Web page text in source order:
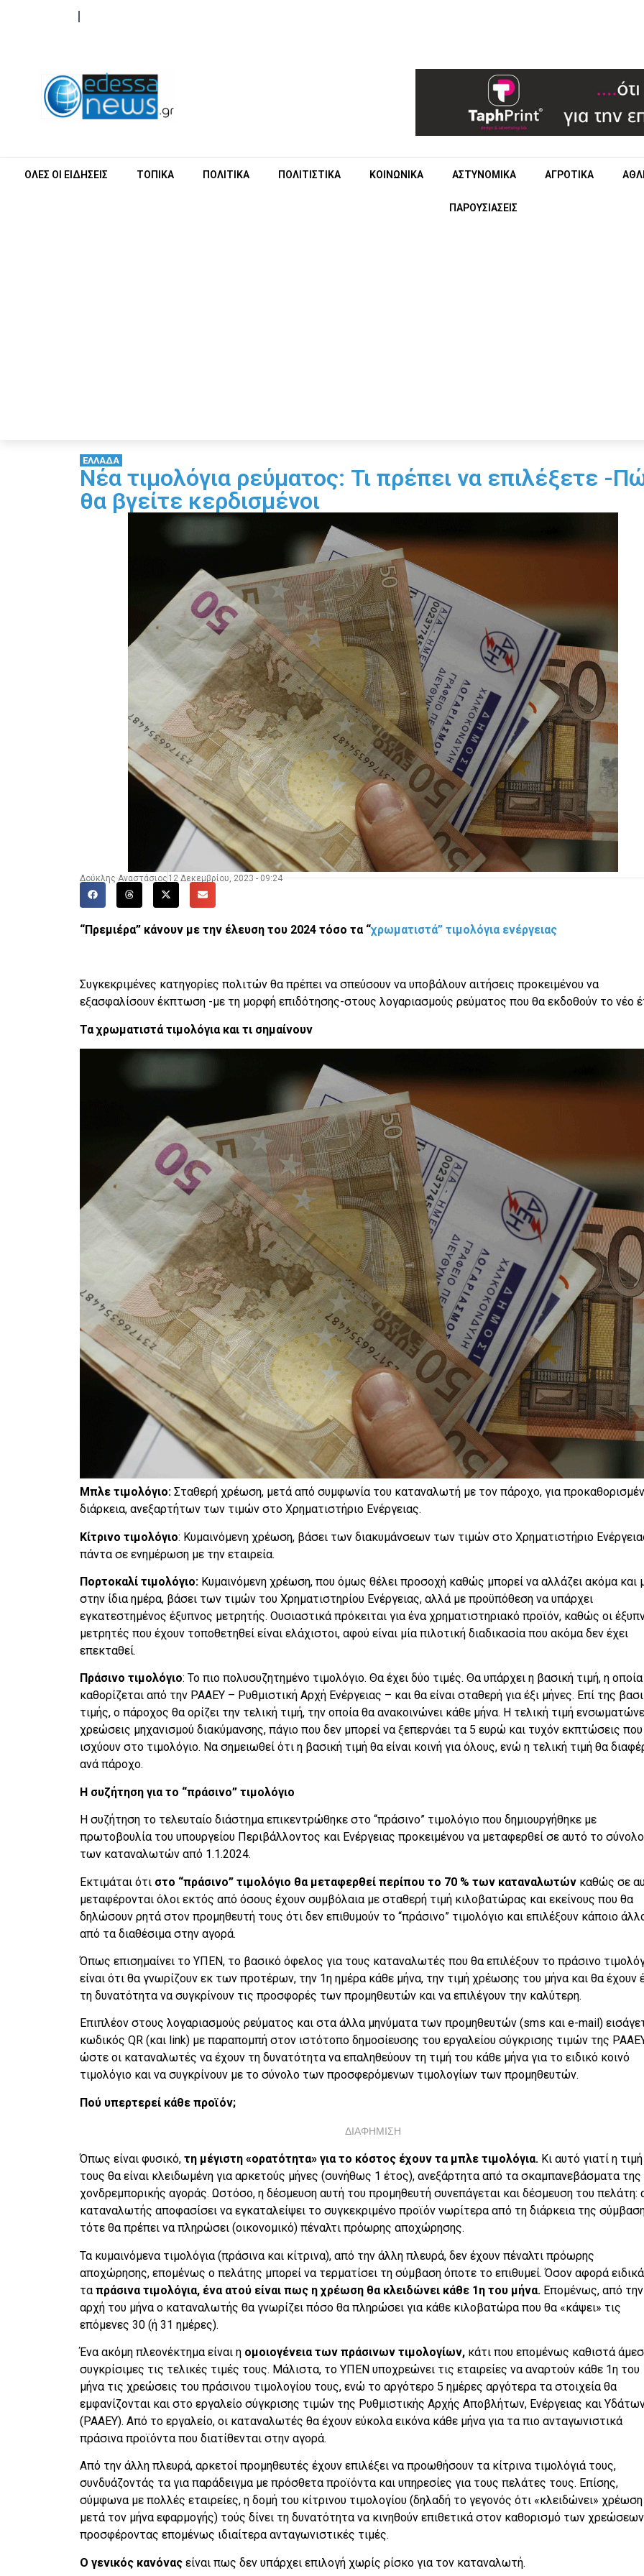
ΟΛΕΣ ΟΙ ΕΙΔΗΣΕΙΣ ΤΟΠΙΚΑ ΠΟΛΙΤΙΚΑ ΠΟΛΙΤΙΣΤΙΚΑ ΚΟΙΝΩΝΙΚΑ ΑΣΤΥΝΟΜΙΚΑ ΑΓΡΟΤΙΚΑ
ΠΑΡΟΥΣΙΑΣΕΙΣ
ΕΛΛΑΔΑ
Νέα τιμολόγια ρεύματος: Τι πρέπει να επιλέξετε -
θα βγείτε κερδισμένοι
Δούκλης Αναστάσιος 12 Δεκεμβρίου, 2023 - 09:24
“Πρεμιέρα” κάνουν με την έλευση του 2024 τόσο τα “χρωματιστά” τιμολόγια ενέργειας
Συγκεκριμένες κατηγορίες πολιτών θα πρέπει να σπεύσουν να υποβάλουν αιτήσεις προκειμένου να
εξασφαλίσουν έκπτωση -με τη μορφή επιδότησης-στους λογαριασμούς ρεύματος που θα εκδοθούν το νέο
Τα χρωματιστά τιμολόγια και τι σημαίνουν
Μπλε τιμολόγιο: Σταθερή χρέωση, μετά από συμφωνία του καταναλωτή με τον πάροχο, για
διάρκεια, ανεξαρτήτων των τιμών στο Χρηματιστήριο Ενέργειας.
Κίτρινο τιμολόγιο: Κυμαινόμενη χρέωση, βάσει των διακυμάνσεων των τιμών στο Χρηματιστήριο
πάντα σε ενημέρωση με την εταιρεία.
Πορτοκαλί τιμολόγιο:Κυμαινόμενη χρέωση, που όμως θέλει προσοχή καθώς μπορεί να αλλάζει ακόμα και
στην ίδια ημέρα, βάσει των τιμών του Χρηματιστηρίου Ενέργειας, αλλά με προϋπόθεση να υπάρχει
εγκατεστημένος έξυπνος μετρητής. Ουσιαστικά πρόκειται για ένα χρηματιστηριακό προϊόν, καθώς οι
μετρητές που έχουν τοποθετηθεί είναι ελάχιστοι, αφού είναι μία πιλοτική διαδικασία που ακόμα δεν έχει
επεκταθεί.
Πράσινο τιμολόγιο: Το πιο πολυσυζητημένο τιμολόγιο. Θα έχει δύο τιμές. Θα υπάρχει η βασική τιμή, η οποία
καθορίζεται από την ΡΑΑΕΥ – Ρυθμιστική Αρχή Ενέργειας – και θα είναι σταθερή για έξι μήνες. Επί της
τιμής, ο πάροχος θα ορίζει την τελική τιμή, την οποία θα ανακοινώνει κάθε μήνα. Η τελική τιμή
χρεώσεις μηχανισμού διακύμανσης, πάγιο που δεν μπορεί να ξεπερνάει τα 5 ευρώ και τυχόν εκπτώσεις που
ισχύουν στο τιμολόγιο. Να σημειωθεί ότι η βασική τιμή θα είναι κοινή για όλους, ενώ η τελική τιμή θα
ανά πάροχο.
Η συζήτηση για το “πράσινο” τιμολόγιο
Η συζήτηση το τελευταίο διάστημα επικεντρώθηκε στο “πράσινο” τιμολόγιο που δημιουργήθηκε με
πρωτοβουλία του υπουργείου Περιβάλλοντος και Ενέργειας προκειμένου να μεταφερθεί σε αυτό το σύνολο
των καταναλωτών από 1.1.2024.
Εκτιμάται ότιστο “πράσινο” τιμολόγιο θα μεταφερθεί περίπου το 70 % των καταναλωτώνκαθώς σε
μεταφέρονται όλοι εκτός από όσους έχουν συμβόλαια με σταθερή τιμή κιλοβατώρας και εκείνους που θα
δηλώσουν ρητά στον προμηθευτή τους ότι δεν επιθυμούν το “πράσινο” τιμολόγιο και επιλέξουν κάποιο
από τα διαθέσιμα στην αγορά.
Όπως επισημαίνει το ΥΠΕΝ, το βασικό όφελος για τους καταναλωτές που θα επιλέξουν το πράσινο
είναι ότι θα γνωρίζουν εκ των προτέρων, την 1η ημέρα κάθε μήνα, την τιμή χρέωσης του μήνα και θα έχουν
τη δυνατότητα να συγκρίνουν τις προσφορές των προμηθευτών και να επιλέγουν την καλύτερη.
Επιπλέον στους λογαριασμούς ρεύματος και στα άλλα μηνύματα των προμηθευτών (sms και e-mail)
κωδικός QR (και link) με παραπομπή στον ιστότοπο δημοσίευσης του εργαλείου σύγκρισης τιμών της
ώστε οι καταναλωτές να έχουν τη δυνατότητα να επαληθεύουν τη τιμή του κάθε μήνα για το ειδικό κοινό
τιμολόγιο και να συγκρίνουν με το σύνολο των προσφερόμενων τιμολογίων των προμηθευτών.
Πού υπερτερεί κάθε προϊόν;
ΔΙΑΦΗΜΙΣΗ
Όπως είναι φυσικό, τη μέγιστη «ορατότητα» για το κόστος έχουν τα μπλε τιμολόγια.Κι αυτό γιατί η τιμή
τους θα είναι κλειδωμένη για αρκετούς μήνες (συνήθως 1 έτος), ανεξάρτητα από τα σκαμπανεβάσματα της
χονδρεμπορικής αγοράς. Ωστόσο, η δέσμευση αυτή του προμηθευτή συνεπάγεται και δέσμευση του πελάτη:
καταναλωτής αποφασίσει να εγκαταλείψει το συγκεκριμένο προϊόν νωρίτερα από τη διάρκεια της
τότε θα πρέπει να πληρώσει (οικονομικό) πέναλτι πρόωρης αποχώρησης.
Τα κυμαινόμενα τιμολόγια (πράσινα και κίτρινα), από την άλλη πλευρά, δεν έχουν πέναλτι πρόωρης
αποχώρησης, επομένως ο πελάτης μπορεί να τερματίσει τη σύμβαση όποτε το επιθυμεί. Όσον αφορά ειδικά
τα πράσινα τιμολόγια, ένα ατού είναι πως η χρέωση θα κλειδώνει κάθε 1η του μήνα. Επομένως, από την
αρχή του μήνα ο καταναλωτής θα γνωρίζει πόσο θα πληρώσει για κάθε κιλοβατώρα που θα «κάψει» τις
επόμενες 30 (ή 31 ημέρες).
Ένα ακόμη πλεονέκτημα είναι η ομοιογένεια των πράσινων τιμολογίων, κάτι που επομένως καθιστά
συγκρίσιμες τις τελικές τιμές τους. Μάλιστα, το ΥΠΕΝ υποχρεώνει τις εταιρείες να αναρτούν κάθε 1η του
μήνα τις χρεώσεις του πράσινου τιμολογίου τους, ενώ το αργότερο 5 ημέρες αργότερα τα στοιχεία θα
εμφανίζονται και στο εργαλείο σύγκρισης τιμών της Ρυθμιστικής Αρχής Αποβλήτων, Ενέργειας και
(ΡΑΑΕΥ). Από το εργαλείο, οι καταναλωτές θα έχουν εύκολα εικόνα κάθε μήνα για τα πιο ανταγωνιστικά
πράσινα προϊόντα που διατίθενται στην αγορά.
Από την άλλη πλευρά, αρκετοί προμηθευτές έχουν επιλέξει να προωθήσουν τα κίτρινα τιμολόγιά τους,
συνδυάζοντάς τα για παράδειγμα με πρόσθετα προϊόντα και υπηρεσίες για τους πελάτες τους. Επίσης,
σύμφωνα με πολλές εταιρείες, η δομή του κίτρινου τιμολογίου (δηλαδή το γεγονός ότι «κλειδώνει» χρέωση
μετά τον μήνα εφαρμογής) τούς δίνει τη δυνατότητα να κινηθούν επιθετικά στον καθορισμό των
προσφέροντας επομένως ιδιαίτερα ανταγωνιστικές τιμές.
Ο γενικός κανόναςείναι πως δεν υπάρχει επιλογή χωρίς ρίσκο για τον καταναλωτή.